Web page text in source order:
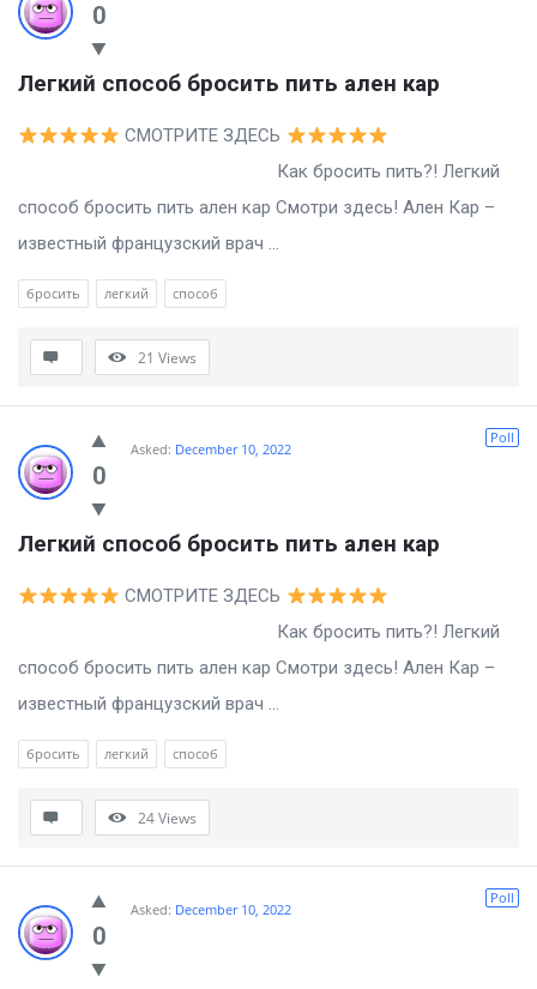
0
Легкий способ бросить пить ален кар
СМОТРИТЕ ЗДЕСЬ
Как бросить пить?! Легкий
способ бросить пить ален кар Смотри здесь! Ален Кар –
известный французский врач ...
бросить легкий способ
21 Views
0
Poll
Asked: December 10, 2022
Легкий способ бросить пить ален кар
СМОТРИТЕ ЗДЕСЬ
Как бросить пить?! Легкий
способ бросить пить ален кар Смотри здесь! Ален Кар –
известный французский врач ...
бросить легкий способ
24Views
0
Poll
Asked: December 10, 2022